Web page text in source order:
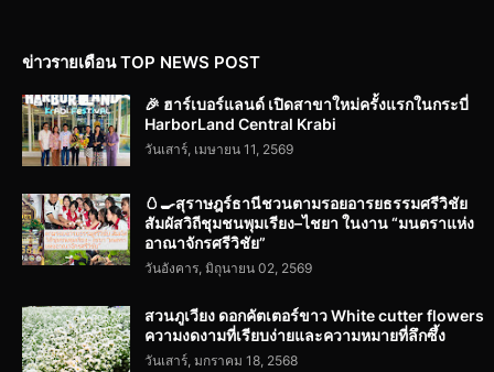
ข่าวรายเดือน TOP NEWS POST
🎉 ฮาร์เบอร์แลนด์ เปิดสาขาใหม่ครั้งแรกในกระบี่
HarborLand Central Krabi
วันเสาร์, เมษายน 11, 2569
🥚🍳สุราษฎร์ธานีชวนตามรอยอารยธรรมศรีวิชัย
สัมผัสวิถีชุมชนพุมเรียง–ไชยา ในงาน “มนตราแห่ง
อาณาจักรศรีวิชัย”
วันอังคาร, มิถุนายน 02, 2569
สวนภูเวียง ดอกคัตเตอร์ขาว White cutter flowers
ความงดงามที่เรียบง่ายและความหมายที่ลึกซึ้ง
วันเสาร์, มกราคม 18, 2568